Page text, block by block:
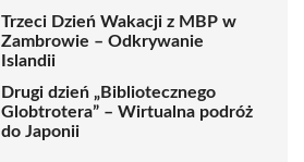
Trzeci Dzień Wakacji z MBP w
Zambrowie – Odkrywanie
Islandii
Drugi dzień „Bibliotecznego
Globtrotera” – Wirtualna podróż
do Japonii